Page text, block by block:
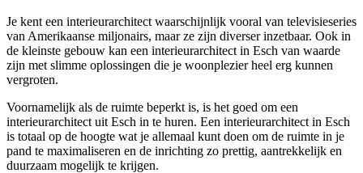
Je kent een interieurarchitect waarschijnlijk vooral van televisieseries
van Amerikaanse miljonairs, maar ze zijn diverser inzetbaar. Ook in
de kleinste gebouw kan een interieurarchitect in Esch van waarde
zijn met slimme oplossingen die je woonplezier heel erg kunnen
vergroten.
Voornamelijk als de ruimte beperkt is, is het goed om een
interieurarchitect uit Esch in te huren. Een interieurarchitect in Esch
is totaal op de hoogte wat je allemaal kunt doen om de ruimte in je
pand te maximaliseren en de inrichting zo prettig, aantrekkelijk en
duurzaam mogelijk te krijgen.